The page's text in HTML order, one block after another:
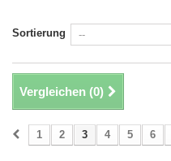
Sortierung
Vergleichen (0)
1 2 3 4 5 6